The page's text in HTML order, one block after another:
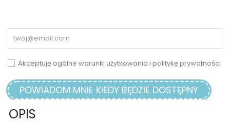
Akceptuję ogólne warunki użytkowania i politykę prywatności
POWIADOM MNIE KIEDY BĘDZIE DOSTĘPNY
OPIS